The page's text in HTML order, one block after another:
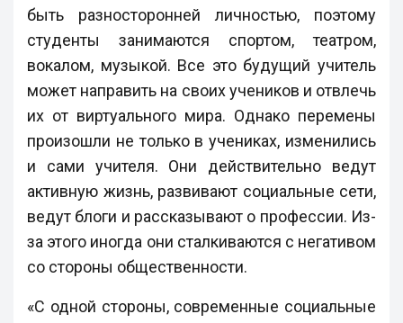
быть разносторонней личностью, поэтому
студенты занимаются спортом, театром,
вокалом, музыкой. Все это будущий учитель
может направить на своих учеников и отвлечь
их от виртуального мира. Однако перемены
произошли не только в учениках, изменились
и сами учителя. Они действительно ведут
активную жизнь, развивают социальные сети,
ведут блоги и рассказывают о профессии. Из-
за этого иногда они сталкиваются с негативом
со стороны общественности.
«С одной стороны, современные социальные